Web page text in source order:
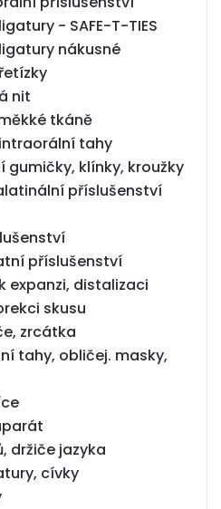
- SAFE-T-TIES
nákusné
nit
tkáně
tahy
gumičky, klínky, kroužky
příslušenství
příslušenství
expanzi, distalizaci
skusu
zrcátka
tahy, obličej. masky,
držiče jazyka
cívky